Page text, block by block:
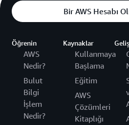
Bir AWS Hesabı
Öğrenin
AWS
Nedir?
Bulut
Bilgi
İşlem
Nedir?
Kaynaklar
Kullanmaya
Başlama
Eğitim
AWS
Çözümleri
Kitaplığı